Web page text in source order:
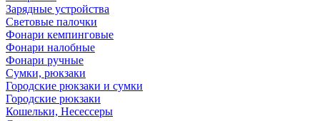
Зарядные устройства
Световые палочки
Фонари кемпинговые
Фонари налобные
Фонари ручные
Сумки, рюкзаки
Городские рюкзаки и сумки
Городские рюкзаки
Кошельки, Несессеры